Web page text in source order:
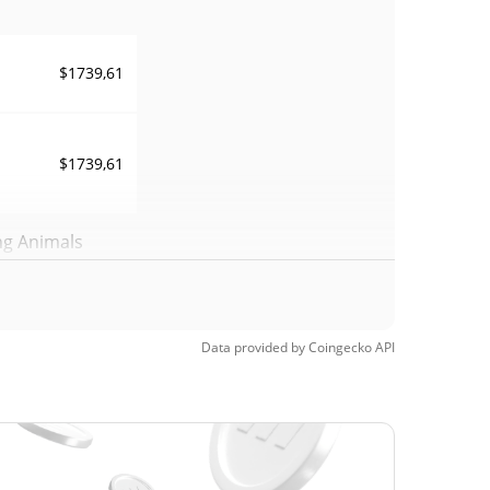
$1739,61
$1739,61
Animals
Data provided byCoingeckoAPI